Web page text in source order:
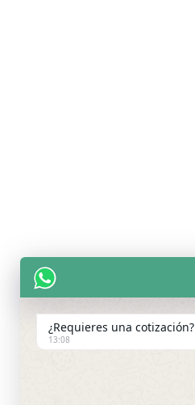
¿Requieres una cotización?
13:08